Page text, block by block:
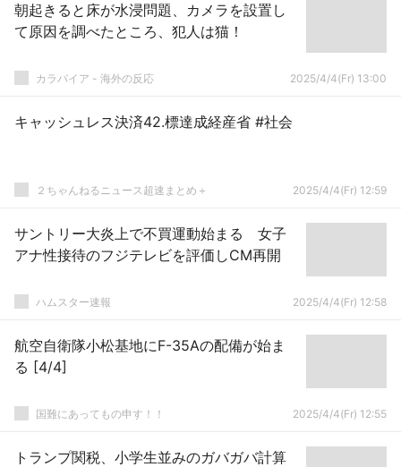
朝起きると床が水浸問題、カメラを設置し
て原因を調べたところ、犯人は猫！
カラパイア - 海外の反応 2025/4/4(Fr) 13:00
キャッシュレス決済42.標達成経産省 #社会
２ちゃんねるニュース超速まとめ＋ 2025/4/4(Fr) 12:59
サントリー大炎上で不買運動始まる 女子
アナ性接待のフジテレビを評価しCM再開
ハムスター速報 2025/4/4(Fr) 12:58
航空自衛隊小松基地にF-35Aの配備が始ま
る [4/4]
国難にあってもの申す！！ 2025/4/4(Fr) 12:55
トランプ関税、小学生並みのガバガバ計算